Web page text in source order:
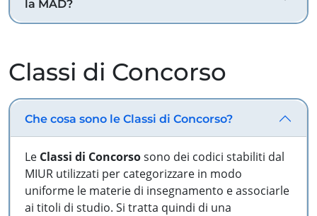
la MAD?
Classi di Concorso
Che cosa sono le Classi di Concorso?
Le Classi di Concorsosono dei codici stabiliti dal
MIUR utilizzati per categorizzare in modo
uniforme le materie di insegnamento e associarle
ai titoli di studio. Si tratta quindi di una